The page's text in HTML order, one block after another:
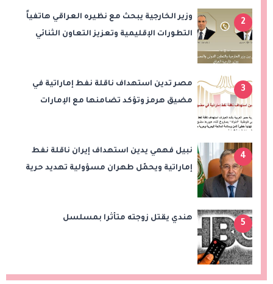
2
وزير الخارجية يبحث مع نظيره العراقي هاتفياً
التطورات الإقليمية وتعزيز التعاون الثنائي
3
مصر تدين استهداف ناقلة نفط إماراتية في
مضيق هرمز وتؤكد تضامنها مع الإمارات
4
نبيل فهمي يدين استهداف إيران ناقلة نفط
إماراتية ويحمّل طهران مسؤولية تهديد حرية
5
هندي يقتل زوجته متأثرا بمسلسل